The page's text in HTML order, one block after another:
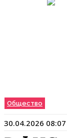
Общество
30.04.2026 08:07